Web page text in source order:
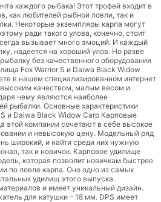
каждого рыбака! Этот трофей входит в
как любителей рыбной ловли, так и
Некоторые экземпляры карпа могут
ради такого улова, конечно, стоит
вызывает много эмоций. И каждый
надеется на хороший улов. Но разве
без качественного оборудования
Fox Warrior S и Daiwa Black Widow
в нашем специализированном интернет
качеством, малым весом и
чему являются наиболее
рыбалки. Основные характеристики
и Daiwa Black Widow Carp Карповые
этой компании сочетают в себе высокое
и невысокую цену. Модельный ряд
широкий, и найти среди них нужную
так и новичок. Карповое удилище
которая позволит новичкам быстрее
по ловле карпа. Оно одно из самых
удилищ этого выпуска.
и имеет уникальный дизайн.
для катушки – 18 мм. DPS имеет